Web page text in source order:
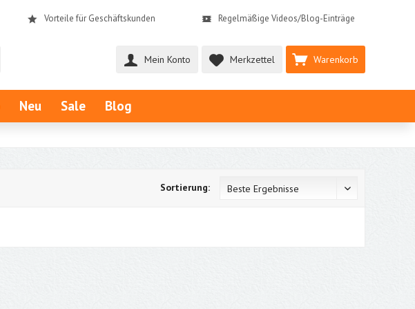
Vorteile für Geschäftskunden Regelmäßige Videos/Blog-Einträge
Warenkorb
Merkzettel
Mein Konto
Neu Sale Blog
Sortierung: